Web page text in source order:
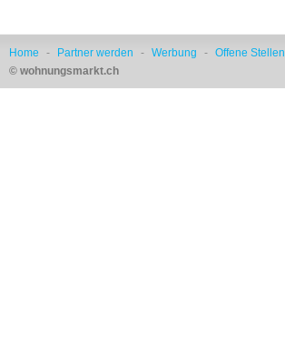
Home - Partner werden - Werbung - Offene Stellen
© wohnungsmarkt.ch